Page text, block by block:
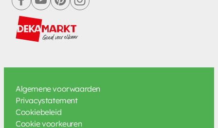
facebookyoutubepinterestinstagram
Algemene voorwaarden
Privacystatement
Cookiebeleid
Cookie voorkeuren